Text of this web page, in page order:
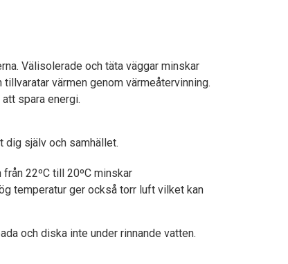
Välisolerade och täta väggar minskar
värmen genom värmeåtervinning.
spara energi.
dig själv och samhället.
22ºC till 20ºC minskar
temperatur ger också torr luft vilket kan
och diska inte under rinnande vatten.